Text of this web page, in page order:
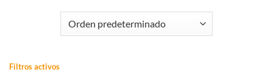
Filtros activos